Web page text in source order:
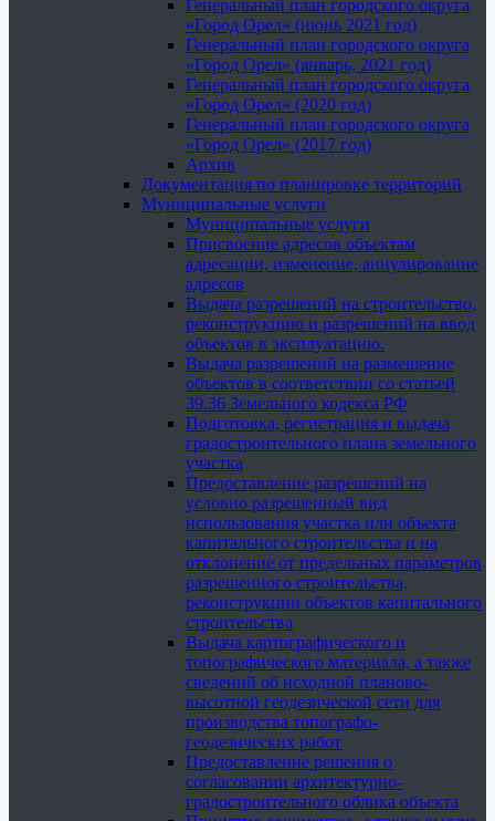
Генеральный план городского округа
«Город Орел» (июнь 2021 год)
Генеральный план городского округа
«Город Орел» (январь, 2021 год)
Генеральный план городского округа
«Город Орел» (2020 год)
Генеральный план городского округа
«Город Орел» (2017 год)
Архив
Документация по планировке территорий
Муниципальные услуги
Муниципальные услуги
Присвоение адресов объектам
адресации, изменение, аннулирование
адресов
Выдача разрешений на строительство,
реконструкцию и разрешений на ввод
объектов в эксплуатацию.
Выдача разрешений на размещение
объектов в соответствии со статьей
39.36 Земельного кодекса РФ
Подготовка, регистрация и выдача
градостроительного плана земельного
участка
Предоставление разрешений на
условно разрешенный вид
использования участка или объекта
капитального строительства и на
отклонение от предельных параметров
разрешенного строительства,
реконструкции объектов капитального
строительства
Выдача картографического и
топографического материала, а также
сведений об исходной планово-
высотной геодезической сети для
производства топографо-
геодезических работ
Предоставление решения о
согласовании архитектурно-
градостроительного облика объекта